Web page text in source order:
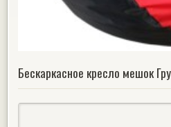
Бескаркасное кресло мешок